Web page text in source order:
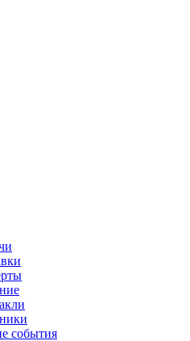
события